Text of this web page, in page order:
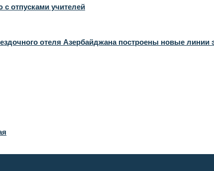
отпусками учителей
отеля Азербайджана построены новые линии